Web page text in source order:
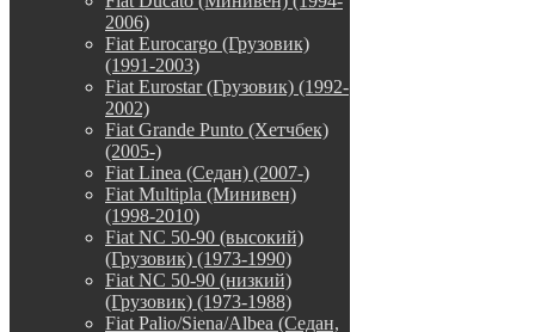
2006)
Fiat Eurocargo (Грузовик)
(1991-2003)
Fiat Eurostar (Грузовик) (1992-
2002)
Fiat Grande Punto (Хетчбек)
(2005-)
Fiat Linea (Седан) (2007-)
Fiat Multipla (Минивен)
(1998-2010)
Fiat NC 50-90 (высокий)
(Грузовик) (1973-1990)
Fiat NC 50-90 (низкий)
(Грузовик) (1973-1988)
Fiat Palio/Siena/Albea (Седан,